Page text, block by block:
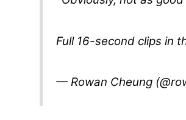
Full 16-second clips in
— Rowan Cheung